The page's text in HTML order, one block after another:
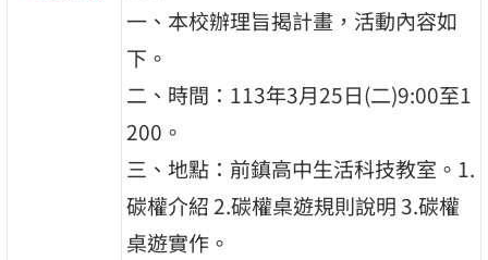
一、本校辦理旨揭計畫，活動內容如
下。
二、時間：113年3月25日(二)9:00至1
200。
三、地點：前鎮高中生活科技教室。1.
碳權介紹 2.碳權桌遊規則說明 3.碳權
桌遊實作。